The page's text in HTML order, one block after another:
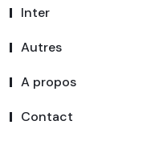
Inter
Autres
A propos
Contact